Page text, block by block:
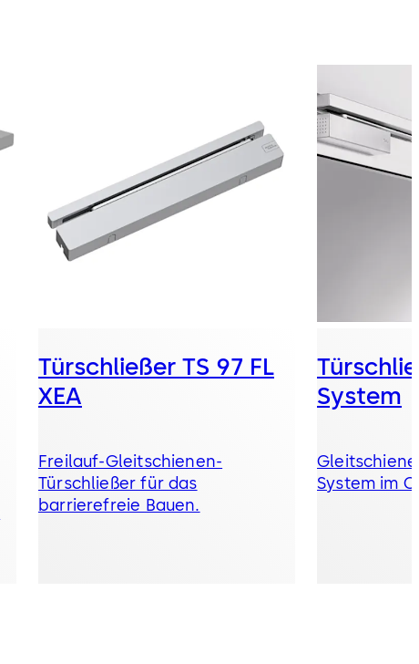
Türschließer TS 97 FL
XEA
Freilauf-Gleitschienen-
Türschließer für das
barrierefreie Bauen.
System
System im